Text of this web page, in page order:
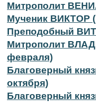
Митрополит
Мученик ВИКТОР
Преподобный
Митрополит
февраля)
Благоверный
октября)
Благоверный